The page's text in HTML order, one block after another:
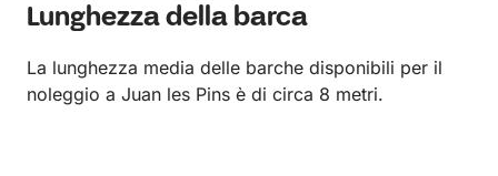
Lunghezza della barca
La lunghezza media delle barche disponibili per il
noleggio a Juan les Pins è di circa 8 metri.